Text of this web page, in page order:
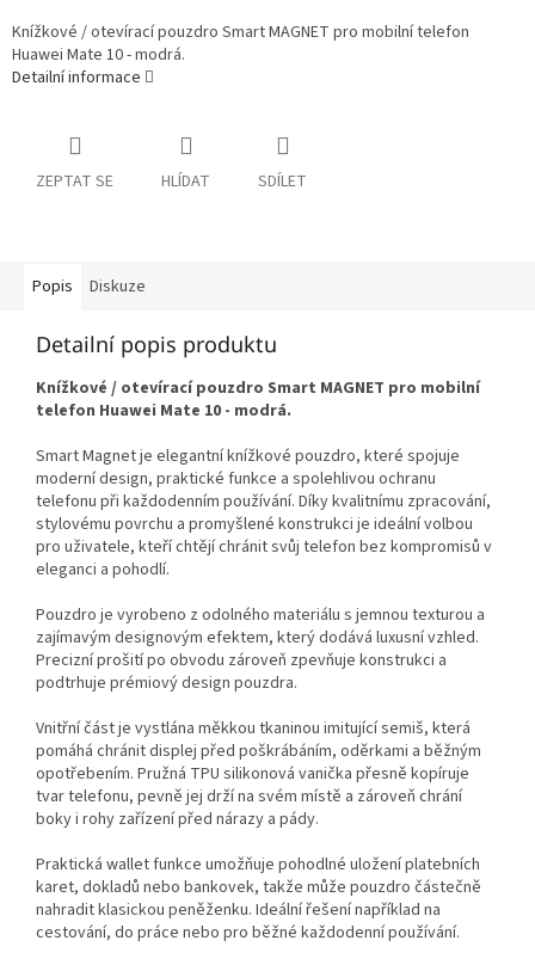
Knížkové / otevírací pouzdro Smart MAGNET pro mobilní telefon
Huawei Mate 10 - modrá.
Detailní informace
ZEPTAT SE HLÍDAT SDÍLET
Popis Diskuze
Detailní popis produktu
Knížkové / otevírací pouzdro Smart MAGNET pro mobilní
telefon Huawei Mate 10 - modrá.
Smart Magnet je elegantní knížkové pouzdro, které spojuje
moderní design, praktické funkce a spolehlivou ochranu
telefonu při každodenním používání. Díky kvalitnímu zpracování,
stylovému povrchu a promyšlené konstrukci je ideální volbou
pro uživatele, kteří chtějí chránit svůj telefon bez kompromisů v
eleganci a pohodlí.
Pouzdro je vyrobeno z odolného materiálu s jemnou texturou a
zajímavým designovým efektem, který dodává luxusní vzhled.
Precizní prošití po obvodu zároveň zpevňuje konstrukci a
podtrhuje prémiový design pouzdra.
Vnitřní část je vystlána měkkou tkaninou imitující semiš, která
pomáhá chránit displej před poškrábáním, oděrkami a běžným
opotřebením. Pružná TPU silikonová vanička přesně kopíruje
tvar telefonu, pevně jej drží na svém místě a zároveň chrání
boky i rohy zařízení před nárazy a pády.
Praktická wallet funkce umožňuje pohodlné uložení platebních
karet, dokladů nebo bankovek, takže může pouzdro částečně
nahradit klasickou peněženku. Ideální řešení například na
cestování, do práce nebo pro běžné každodenní používání.